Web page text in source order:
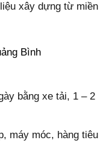
xây dựng từ miền
Bình
bằng xe tải, 1 – 2
máy móc, hàng tiêu